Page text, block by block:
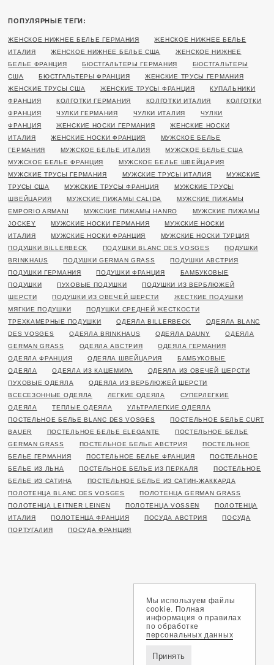
ПОПУЛЯРНЫЕ ТЕГИ:
ЖЕНСКОЕ НИЖНЕЕ БЕЛЬЕ ГЕРМАНИЯ
ЖЕНСКОЕ НИЖНЕЕ БЕЛЬЕ
ИТАЛИЯ
ЖЕНСКОЕ НИЖНЕЕ БЕЛЬЕ США
ЖЕНСКОЕ НИЖНЕЕ
БЕЛЬЕ ФРАНЦИЯ
БЮСТГАЛЬТЕРЫ ГЕРМАНИЯ
БЮСТГАЛЬТЕРЫ
США
БЮСТГАЛЬТЕРЫ ФРАНЦИЯ
ЖЕНСКИЕ ТРУСЫ ГЕРМАНИЯ
ЖЕНСКИЕ ТРУСЫ США
ЖЕНСКИЕ ТРУСЫ ФРАНЦИЯ
КУПАЛЬНИКИ
ФРАНЦИЯ
КОЛГОТКИ ГЕРМАНИЯ КОЛГОТКИ ИТАЛИЯ
КОЛГОТКИ
ФРАНЦИЯ
ЧУЛКИ ГЕРМАНИЯ ЧУЛКИ ИТАЛИЯ
ЧУЛКИ
ФРАНЦИЯ
ЖЕНСКИЕ НОСКИ ГЕРМАНИЯ
ЖЕНСКИЕ НОСКИ
ИТАЛИЯ
ЖЕНСКИЕ НОСКИ ФРАНЦИЯ
МУЖСКОЕ БЕЛЬЕ
ГЕРМАНИЯ
МУЖСКОЕ БЕЛЬЕ ИТАЛИЯ
МУЖСКОЕ БЕЛЬЕ США
МУЖСКОЕ БЕЛЬЕ ФРАНЦИЯ
МУЖСКОЕ БЕЛЬЕ ШВЕЙЦАРИЯ
МУЖСКИЕ ТРУСЫ ГЕРМАНИЯ
МУЖСКИЕ ТРУСЫ ИТАЛИЯ
МУЖСКИЕ
ТРУСЫ США
МУЖСКИЕ ТРУСЫ ФРАНЦИЯ
МУЖСКИЕ ТРУСЫ
ШВЕЙЦАРИЯ
МУЖСКИЕ ПИЖАМЫ CALIDA
МУЖСКИЕ ПИЖАМЫ
EMPORIO ARMANI
МУЖСКИЕ ПИЖАМЫ HANRO
МУЖСКИЕ ПИЖАМЫ
JOCKEY
МУЖСКИЕ НОСКИ ГЕРМАНИЯ
МУЖСКИЕ НОСКИ
ИТАЛИЯ
МУЖСКИЕ НОСКИ ФРАНЦИЯ
МУЖСКИЕ НОСКИ ТУРЦИЯ
ПОДУШКИ BILLERBECK
ПОДУШКИ BLANC DES VOSGES
ПОДУШКИ
BRINKHAUS
ПОДУШКИ GERMAN GRASS
ПОДУШКИ АВСТРИЯ
ПОДУШКИ ГЕРМАНИЯ
ПОДУШКИ ФРАНЦИЯ
БАМБУКОВЫЕ
ПОДУШКИ
ПУХОВЫЕ ПОДУШКИ
ПОДУШКИ ИЗ ВЕРБЛЮЖЕЙ
ШЕРСТИ
ПОДУШКИ ИЗ ОВЕЧЕЙ ШЕРСТИ
ЖЕСТКИЕ ПОДУШКИ
МЯГКИЕ ПОДУШКИ
ПОДУШКИ СРЕДНЕЙ ЖЕСТКОСТИ
ТРЕХКАМЕРНЫЕ ПОДУШКИ
ОДЕЯЛА BILLERBECK
ОДЕЯЛА BLANC
DES VOSGES
ОДЕЯЛА BRINKHAUS ОДЕЯЛА DAUNY
ОДЕЯЛА
GERMAN GRASS
ОДЕЯЛА АВСТРИЯ
ОДЕЯЛА ГЕРМАНИЯ
ОДЕЯЛА ФРАНЦИЯ
ОДЕЯЛА ШВЕЙЦАРИЯ
БАМБУКОВЫЕ
ОДЕЯЛА
ОДЕЯЛА ИЗ КАШЕМИРА
ОДЕЯЛА ИЗ ОВЕЧЕЙ ШЕРСТИ
ПУХОВЫЕ ОДЕЯЛА
ОДЕЯЛА ИЗ ВЕРБЛЮЖЕЙ ШЕРСТИ
ВСЕСЕЗОННЫЕ ОДЕЯЛА
ЛЕГКИЕ ОДЕЯЛА
СУПЕРЛЕГКИЕ
ОДЕЯЛА
ТЕПЛЫЕ ОДЕЯЛА
УЛЬТРАЛЕГКИЕ ОДЕЯЛА
ПОСТЕЛЬНОЕ БЕЛЬЕ BLANC DES VOSGES
ПОСТЕЛЬНОЕ БЕЛЬЕ CURT
BAUER
ПОСТЕЛЬНОЕ БЕЛЬЕ ELEGANTE
ПОСТЕЛЬНОЕ БЕЛЬЕ
GERMAN GRASS
ПОСТЕЛЬНОЕ БЕЛЬЕ АВСТРИЯ
ПОСТЕЛЬНОЕ
БЕЛЬЕ ГЕРМАНИЯ
ПОСТЕЛЬНОЕ БЕЛЬЕ ФРАНЦИЯ
ПОСТЕЛЬНОЕ
БЕЛЬЕ ИЗ ЛЬНА
ПОСТЕЛЬНОЕ БЕЛЬЕ ИЗ ПЕРКАЛЯ
ПОСТЕЛЬНОЕ
БЕЛЬЕ ИЗ САТИНА
ПОСТЕЛЬНОЕ БЕЛЬЕ ИЗ САТИН-ЖАККАРДА
ПОЛОТЕНЦА BLANC DES VOSGES
ПОЛОТЕНЦА GERMAN GRASS
ПОЛОТЕНЦА LEITNER LEINEN
ПОЛОТЕНЦА VOSSEN
ПОЛОТЕНЦА
ИТАЛИЯ
ПОЛОТЕНЦА ФРАНЦИЯ ПОСУДА АВСТРИЯ
ПОСУДА
ПОРТУГАЛИЯ
ПОСУДА ФРАНЦИЯ
Мы используем файлы
cookie. Полная
информация о правилах
по обработке
персональных данных
Принять